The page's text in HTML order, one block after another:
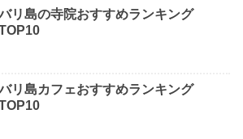
リ島の寺院おすすめランキング
リ島カフェおすすめランキング